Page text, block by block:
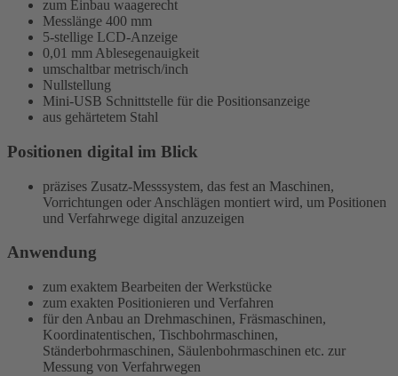
zum Einbau waagerecht
Messlänge 400 mm
5-stellige LCD-Anzeige
0,01 mm Ablesegenauigkeit
umschaltbar metrisch/inch
Nullstellung
Mini-USB Schnittstelle für die Positionsanzeige
aus gehärtetem Stahl
Positionen digital im Blick
präzises Zusatz-Messsystem, das fest an Maschinen,
Vorrichtungen oder Anschlägen montiert wird, um Positionen
und Verfahrwege digital anzuzeigen
Anwendung
zum exaktem Bearbeiten der Werkstücke
zum exakten Positionieren und Verfahren
für den Anbau an Drehmaschinen, Fräsmaschinen,
Koordinatentischen, Tischbohrmaschinen,
Ständerbohrmaschinen, Säulenbohrmaschinen etc. zur
Messung von Verfahrwegen